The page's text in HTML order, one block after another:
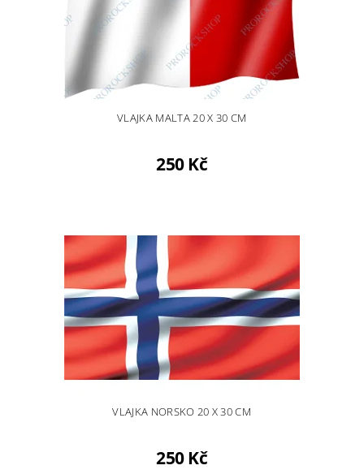
VLAJKA MALTA 20 X 30 CM
250 Kč
VLAJKA NORSKO 20 X 30 CM
250 Kč